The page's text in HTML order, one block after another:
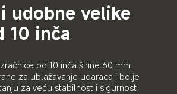
udobne velike
10 inča
od 10 inča širine 60 mm
za ublažavanje udaraca i bolje
za veću stabilnost i sigurnost